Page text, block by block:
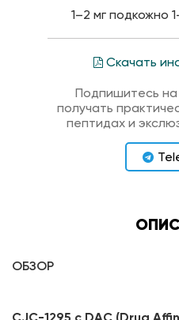
1–2 мг подкожно
Скачать
Подпишитесь
получать
пептидах и
ОБЗОР